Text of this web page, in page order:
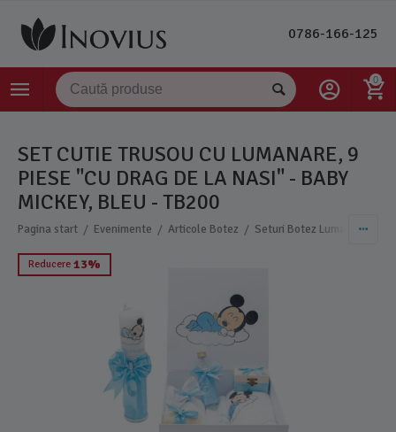
0786-166-125
0
SET CUTIE TRUSOU CU LUMANARE, 9
PIESE "CU DRAG DE LA NASI" - BABY
MICKEY, BLEU - TB200
Pagina start / Evenimente / Articole Botez / Seturi Botez Lumanare si
Reducere 13%